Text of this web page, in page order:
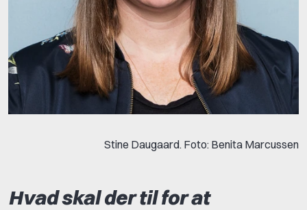
Stine Daugaard. Foto: Benita Marcussen
Hvad skal der til for at